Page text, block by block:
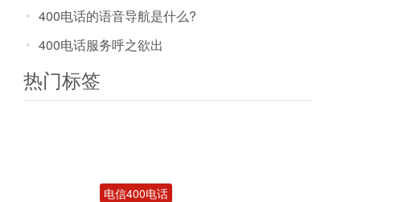
400电话的语音导航是什么?
400电话服务呼之欲出
热门标签